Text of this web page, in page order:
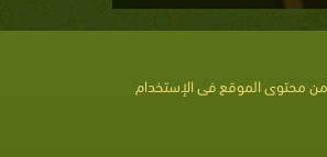
محتوى الموقع فى الإستخدام